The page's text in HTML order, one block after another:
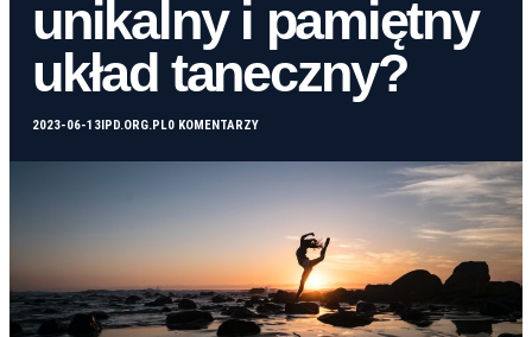
unikalny i pamiętny
układ taneczny?
2023-06-13 IPD.ORG.PL0 KOMENTARZY